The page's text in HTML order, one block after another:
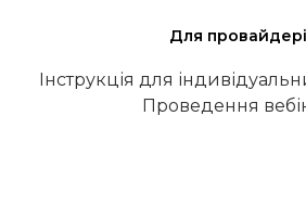
Для
Інструкція для
Проведення